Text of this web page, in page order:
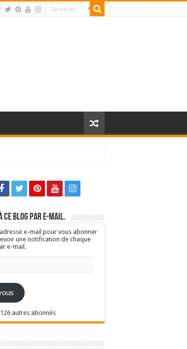
ce blog par e-mail.
e-mail pour vous abonner
une notification de chaque
e-mail.
autres abonnés